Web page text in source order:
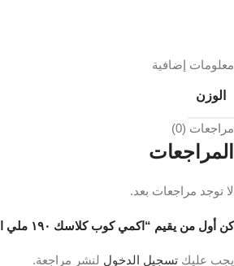
معلومات إضافية
الوزن
مراجعات (0)
المراجعات
لا توجد مراجعات بعد.
كن أول من يقيم “اكمي كوب كلاسك ١٩٠ ملي اسود”
يجب عليك تسجيل الدخول لنشر مراجعة.